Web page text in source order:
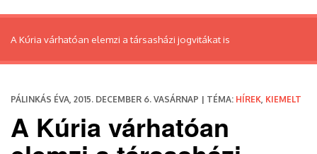
A Kúria várhatóan elemzi a társasházi jogvitákat is
PÁLINKÁS ÉVA, 2015. DECEMBER 6. VASÁRNAP | TÉMA: HÍREK KIEMELT
A Kúria várhatóan